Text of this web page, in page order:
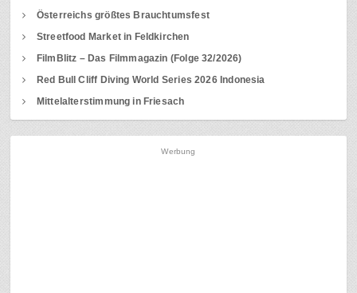
Österreichs größtes Brauchtumsfest
Streetfood Market in Feldkirchen
FilmBlitz – Das Filmmagazin (Folge 32/2026)
Red Bull Cliff Diving World Series 2026 Indonesia
Mittelalterstimmung in Friesach
Werbung